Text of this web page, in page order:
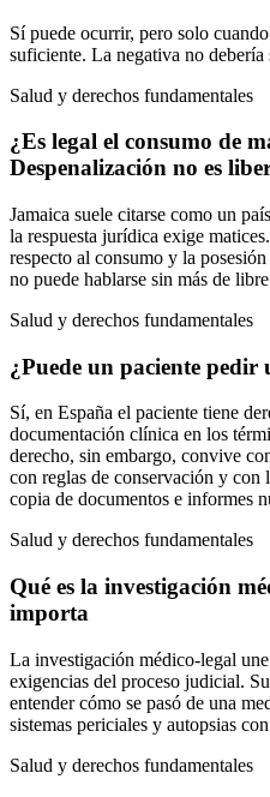
Sí puede ocurrir, pero solo
suficiente. La negativa no
Salud y derechos fundamentales
¿Es legal el consumo de
Despenalización no es
Jamaica suele citarse como un
la respuesta jurídica exige
respecto al consumo y la
no puede hablarse sin más de
Salud y derechos fundamentales
¿Puede un paciente pedir
Sí, en España el paciente tiene
documentación clínica en los
derecho, sin embargo, convive
con reglas de conservación y con
copia de documentos e informes
Salud y derechos fundamentales
Qué es la investigación
importa
La investigación médico-legal
exigencias del proceso judicial.
entender cómo se pasó de una
sistemas periciales y autopsias
Salud y derechos fundamentales